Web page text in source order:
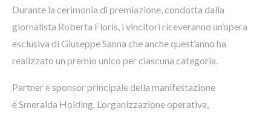
Durante la cerimonia di premiazione, condotta dalla
giornalista Roberta Floris, i vincitori riceveranno un’opera
esclusiva di Giuseppe Sanna che anche quest’anno ha
realizzato un premio unico per ciascuna categoria.
Partner e sponsor principale della manifestazione
è Smeralda Holding. L’organizzazione operativa,